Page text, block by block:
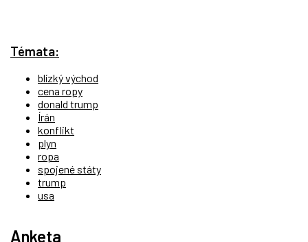
Témata:
blízký východ
cena ropy
donald trump
Írán
konflikt
plyn
ropa
spojené státy
trump
usa
Anketa